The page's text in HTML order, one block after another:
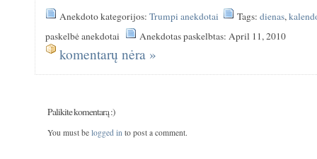
Anekdoto kategorijos:Trumpi anekdotai Tags:dienas,
paskelbė anekdotai
Anekdotas paskelbtas: April 11, 2010
komentarų nėra »
Palikite komentarą :)
You must be logged into post a comment.